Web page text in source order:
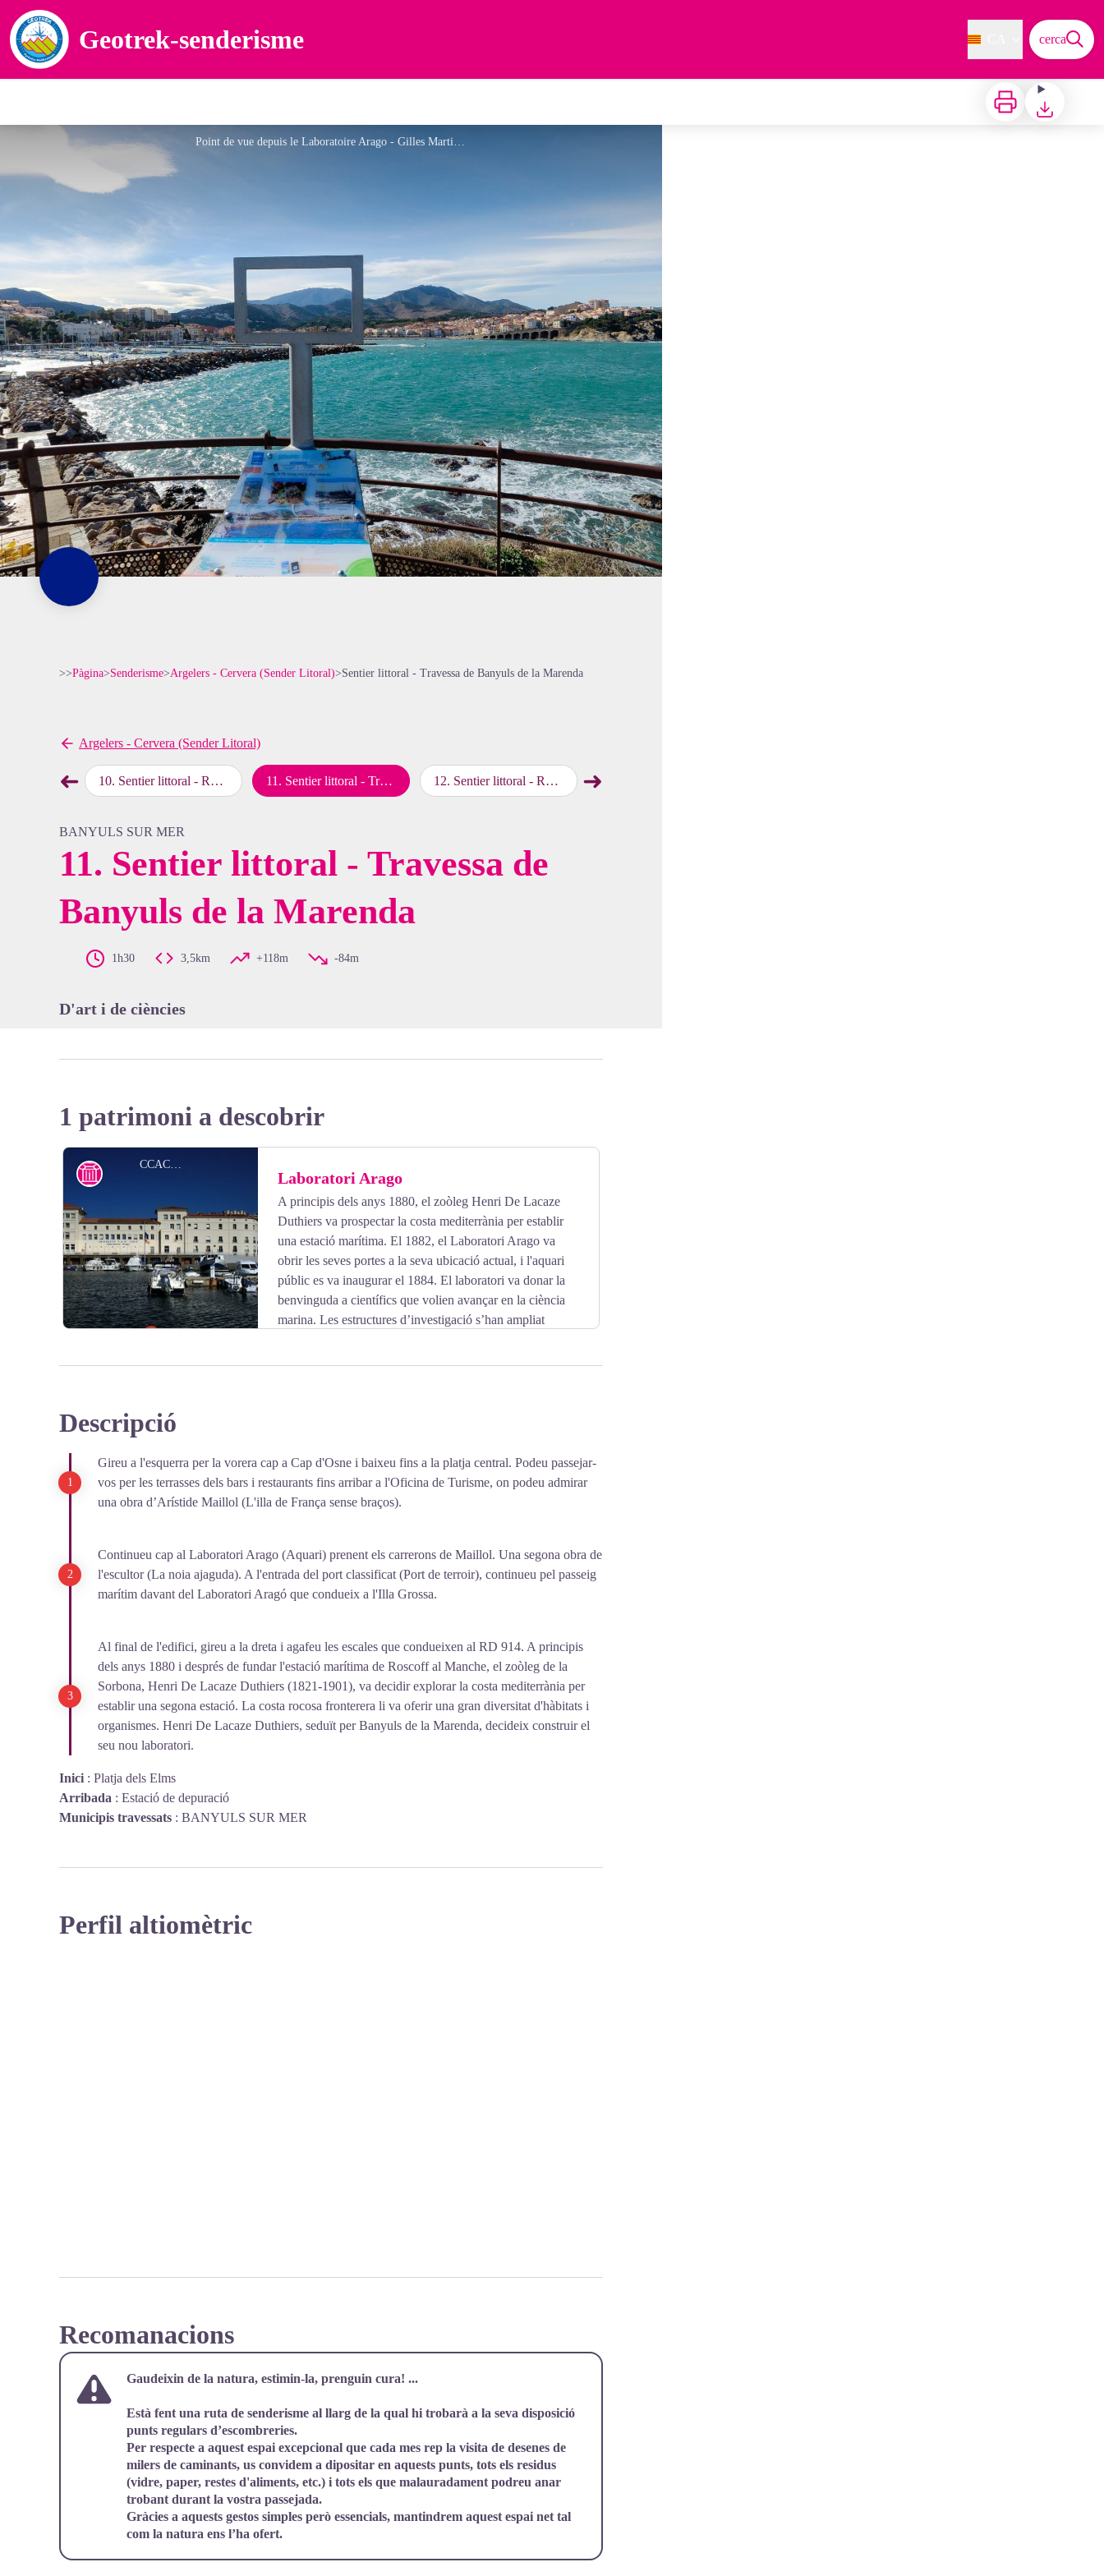
Geotrek-senderisme cerca
Imprimir Baixar
Point de vue depuis le Laboratoire Arago - Gilles Martinez
>>Pàgina>Senderisme>Argelers - Cervera (Sender Litoral)>Sentier littoral - Travessa de Banyuls de la Marenda
Argelers - Cervera (Sender Litoral)
➜map.drawer.prev
10. Sentier littoral - Ruta dels Elms 11 . Sentier littoral - Travessa de Banyuls de la Marenda 12. Sentier littoral - Ruta de la reserva marina 1 ➜map.drawer.next
BANYULS SUR MER
11. Sentier littoral - Travessa de
Banyuls de la Marenda
1h30 3,5km +118m -84m
D'art i de ciències
1 patrimoni a descobrir
CCACVI
View picture in full screen
Laboratori Arago
A principis dels anys 1880, el zoòleg Henri De Lacaze
Duthiers va prospectar la costa mediterrània per establir
una estació marítima. El 1882, el Laboratori Arago va
obrir les seves portes a la seva ubicació actual, i l'aquari
públic es va inaugurar el 1884. El laboratori va donar la
benvinguda a científics que volien avançar en la ciència
marina. Les estructures d’investigació s’han ampliat
Descripció
Gireu a l'esquerra per la vorera cap a Cap d'Osne i baixeu fins a la platja central. Podeu passejar-
vos per les terrasses dels bars i restaurants fins arribar a l'Oficina de Turisme, on podeu admirar
una obra d’Arístide Maillol (L'illa de França sense braços).
Continueu cap al Laboratori Arago (Aquari) prenent els carrerons de Maillol. Una segona obra de
l'escultor (La noia ajaguda). A l'entrada del port classificat (Port de terroir), continueu pel passeig
marítim davant del Laboratori Aragó que condueix a l'Illa Grossa.
Al final de l'edifici, gireu a la dreta i agafeu les escales que condueixen al RD 914. A principis
dels anys 1880 i després de fundar l'estació marítima de Roscoff al Manche, el zoòleg de la
Sorbona, Henri De Lacaze Duthiers (1821-1901), va decidir explorar la costa mediterrània per
establir una segona estació. La costa rocosa fronterera li va oferir una gran diversitat d'hàbitats i
organismes. Henri De Lacaze Duthiers, seduït per Banyuls de la Marenda, decideix construir el
seu nou laboratori.
Inici : Platja dels Elms
Arribada : Estació de depuració
Municipis travessats : BANYULS SUR MER
Perfil altiomètric
Recomanacions
Gaudeixin de la natura, estimin-la, prenguin cura! ...
Està fent una ruta de senderisme al llarg de la qual hi trobarà a la seva disposició
punts regulars d’escombreries.
Per respecte a aquest espai excepcional que cada mes rep la visita de desenes de
milers de caminants, us convidem a dipositar en aquests punts, tots els residus
(vidre, paper, restes d'aliments, etc.) i tots els que malauradament podreu anar
trobant durant la vostra passejada.
Gràcies a aquests gestos simples però essencials, mantindrem aquest espai net tal
com la natura ens l’ha ofert.